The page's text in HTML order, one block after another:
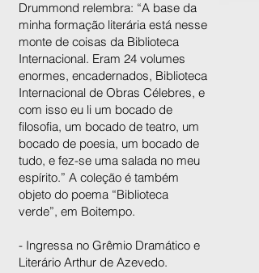
Drummond relembra: “A base da
minha formação literária está nesse
monte de coisas da Biblioteca
Internacional. Eram 24 volumes
enormes, encadernados, Biblioteca
Internacional de Obras Célebres, e
com isso eu li um bocado de
filosofia, um bocado de teatro, um
bocado de poesia, um bocado de
tudo, e fez-se uma salada no meu
espírito.” A coleção é também
objeto do poema “Biblioteca
verde”, em Boitempo.
- Ingressa no Grêmio Dramático e
Literário Arthur de Azevedo.